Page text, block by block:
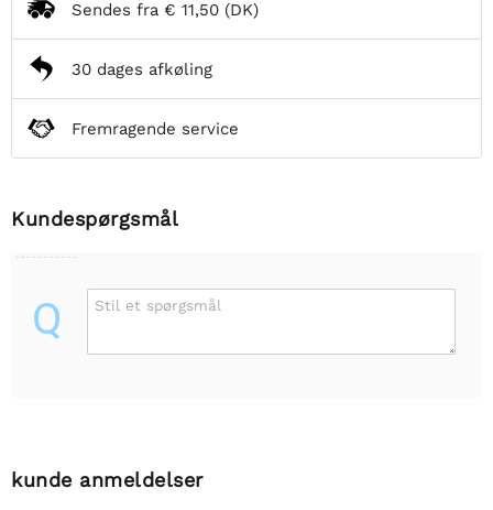
Sendes fra € 11,50 (DK)
30 dages afkøling
Fremragende service
Kundespørgsmål
Q Stil et spørgsmål
kunde anmeldelser